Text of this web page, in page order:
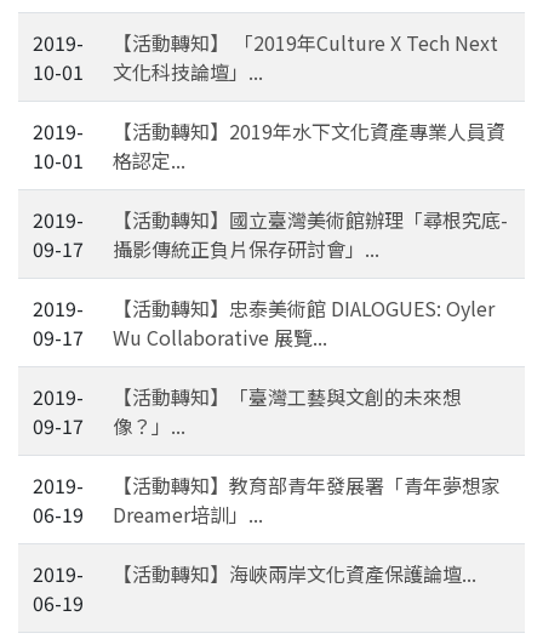
2019-
10-01
【活動轉知】 「2019年Culture X Tech Next
文化科技論壇」...
2019-
10-01
【活動轉知】2019年水下文化資產專業人員資
格認定...
2019-
09-17
【活動轉知】國立臺灣美術館辦理「尋根究底-
攝影傳統正負片保存研討會」...
2019-
09-17
【活動轉知】忠泰美術館 DIALOGUES: Oyler
Wu Collaborative 展覽...
2019-
09-17
【活動轉知】「臺灣工藝與文創的未來想
像？」...
2019-
06-19
【活動轉知】教育部青年發展署「青年夢想家
Dreamer培訓」...
2019-
06-19
【活動轉知】海峽兩岸文化資產保護論壇...